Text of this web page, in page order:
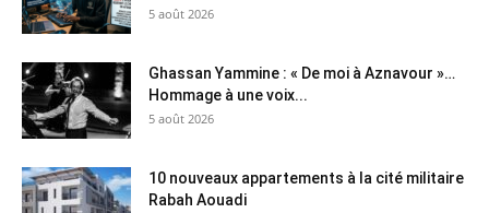
5 août 2026
Ghassan Yammine : « De moi à Aznavour »…
Hommage à une voix...
5 août 2026
10 nouveaux appartements à la cité militaire
Rabah Aouadi